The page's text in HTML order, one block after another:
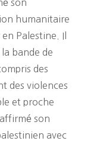
son
humanitaire
Palestine. Il
bande de
des
des violences
et proche
son
avec